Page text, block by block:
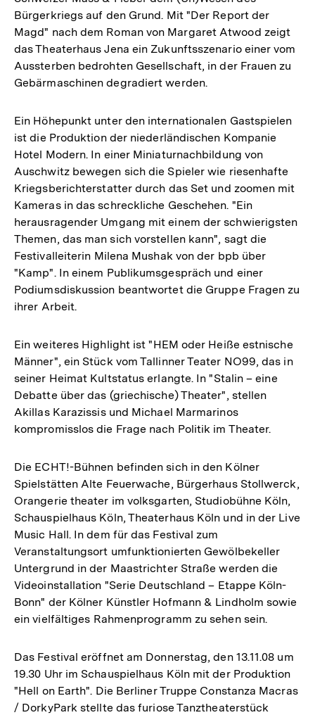
Bürgerkriegs auf den Grund. Mit "Der Report der
Magd" nach dem Roman von Margaret Atwood zeigt
das Theaterhaus Jena ein Zukunftsszenario einer vom
Aussterben bedrohten Gesellschaft, in der Frauen zu
Gebärmaschinen degradiert werden.
Ein Höhepunkt unter den internationalen Gastspielen
ist die Produktion der niederländischen Kompanie
Hotel Modern. In einer Miniaturnachbildung von
Auschwitz bewegen sich die Spieler wie riesenhafte
Kriegsberichterstatter durch das Set und zoomen mit
Kameras in das schreckliche Geschehen. "Ein
herausragender Umgang mit einem der schwierigsten
Themen, das man sich vorstellen kann", sagt die
Festivalleiterin Milena Mushak von der bpb über
"Kamp". In einem Publikumsgespräch und einer
Podiumsdiskussion beantwortet die Gruppe Fragen zu
ihrer Arbeit.
Ein weiteres Highlight ist "HEM oder Heiße estnische
Männer", ein Stück vom Tallinner Teater NO99, das in
seiner Heimat Kultstatus erlangte. In "Stalin – eine
Debatte über das (griechische) Theater", stellen
Akillas Karazissis und Michael Marmarinos
kompromisslos die Frage nach Politik im Theater.
Die ECHT!-Bühnen befinden sich in den Kölner
Spielstätten Alte Feuerwache, Bürgerhaus Stollwerck,
Orangerie theater im volksgarten, Studiobühne Köln,
Schauspielhaus Köln, Theaterhaus Köln und in der Live
Music Hall. In dem für das Festival zum
Veranstaltungsort umfunktionierten Gewölbekeller
Untergrund in der Maastrichter Straße werden die
Videoinstallation "Serie Deutschland – Etappe Köln-
Bonn" der Kölner Künstler Hofmann & Lindholm sowie
ein vielfältiges Rahmenprogramm zu sehen sein.
Das Festival eröffnet am Donnerstag, den 13.11.08 um
19.30 Uhr im Schauspielhaus Köln mit der Produktion
"Hell on Earth". Die Berliner Truppe Constanza Macras
/ DorkyPark stellte das furiose Tanztheaterstück